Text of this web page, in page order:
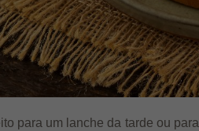
para um lanche da tarde ou